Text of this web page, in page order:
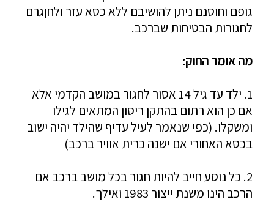
גופם וחוסנם ניתן להושיבם ללא כסא עזר ולחןגרם
לחגורות הבטיחות שברכב.
מה אומר החוק:
1. ילד עד גיל 14 אסור לחגור במושב הקדמי אלא
אם כן הוא רתום בהתקן ריסון המתאים לגילו
ומשקלו. (כפי שנאמר לעיל עדיף שהילד יהיה ישוב
בכסא האחורי אם ישנה כרית אוויר ברכב)
2. כל נוסע חייב להיות חגור בכל מושב ברכב אם
הרכב הינו משנת ייצור 1983 ואילך.